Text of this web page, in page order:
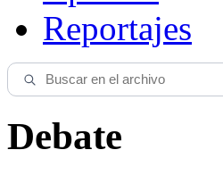
Reportajes
Debate